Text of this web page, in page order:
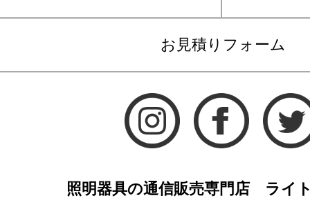
お見積りフォーム
照明器具の通信販売専門店 ライ